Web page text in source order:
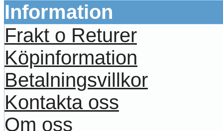
Information
Frakt o Returer
Köpinformation
Betalningsvillkor
Kontakta oss
Om oss